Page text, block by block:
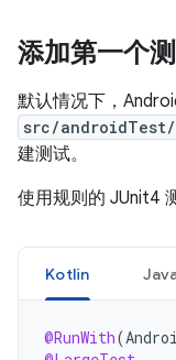
添加第一个
默认情况下，
src/androidTest/
建测试。
使用规则的 JUnit4
Kotlin
@RunWith(